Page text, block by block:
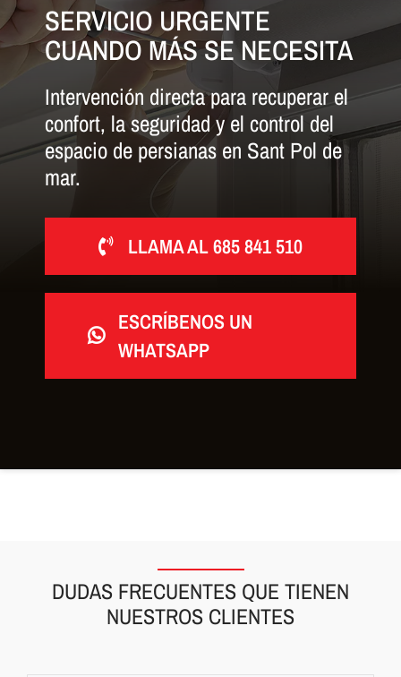
SERVICIO URGENTE
CUANDO MÁS SE NECESITA
Intervención directa para recuperar el
confort, la seguridad y el control del
espacio de persianas en Sant Pol de
mar.
LLAMA AL 685 841 510
ESCRÍBENOS UN
WHATSAPP
DUDAS FRECUENTES QUE TIENEN
NUESTROS CLIENTES